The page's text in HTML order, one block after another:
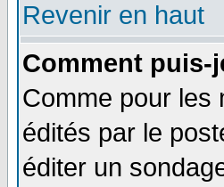
Revenir en haut
Comment puis-
Comme pour les
édités par le
éditer un